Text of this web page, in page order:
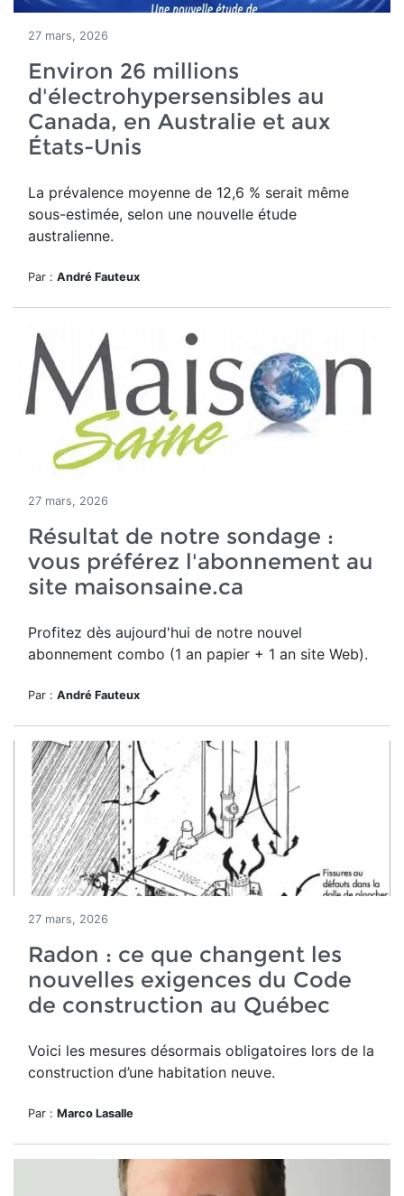
27 mars, 2026
Environ 26 millions
d'électrohypersensibles au
Canada, en Australie et aux
États-Unis
La prévalence moyenne de 12,6 % serait même
sous-estimée, selon une nouvelle étude
australienne.
Par : André Fauteux
27 mars, 2026
Résultat de notre sondage :
vous préférez l'abonnement au
site maisonsaine.ca
Profitez dès aujourd'hui de notre nouvel
abonnement combo (1 an papier + 1 an site Web).
Par : André Fauteux
27 mars, 2026
Radon : ce que changent les
nouvelles exigences du Code
de construction au Québec
Voici les mesures désormais obligatoires lors de la
construction d’une habitation neuve.
Par : Marco Lasalle